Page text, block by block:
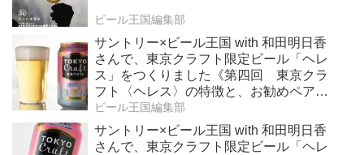
ビール王国編集部
サントリー×ビール王国 with 和田明日香
さんで、東京クラフト限定ビール「ヘレ
ス」をつくりました《第四回 東京クラ
フト〈ヘレス〉の特徴と、お勧めペアリ
ング》
ビール王国編集部
サントリー×ビール王国 with 和田明日香
さんで、東京クラフト限定ビール「ヘレ